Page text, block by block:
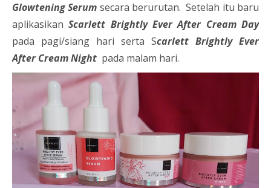
Glowtening Serum secara berurutan. Setelah itu baru
aplikasikanScarlett Brightly Ever After Cream Day
pada pagi/siang hari serta Scarlett Brightly Ever
After Cream Night pada malam hari.